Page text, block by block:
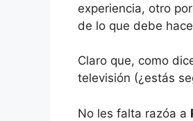
experiencia, otro
de lo que debe
Claro que, como
televisión (¿estás
No les falta razóa a